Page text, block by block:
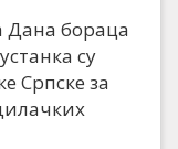
бораца
су
Српске за